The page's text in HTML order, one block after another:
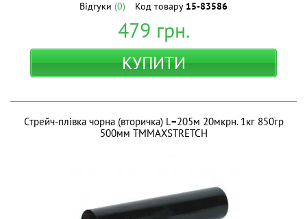
Відгуки (0) Код товару 15-83586
479 грн.
КУПИТИ
Стрейч-плівка чорна (вторичка) L=205м 20мкрн. 1кг 850гр
500мм ТМMAXSTRETCH